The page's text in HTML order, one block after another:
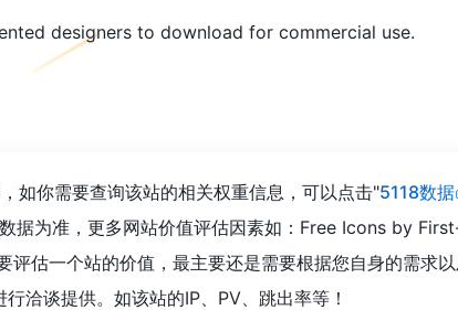
designers to download for commercial use.
你需要查询该站的相关权重信息，可以点击"5118数据
据为准，更多网站价值评估因素如：Free Icons by
估一个站的价值，最主要还是需要根据您自身的需求
谈提供。如该站的IP、PV、跳出率等！